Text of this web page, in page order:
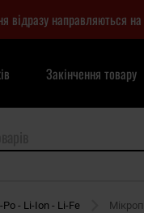
відразу направляються
Закінчення товару
- Li-Ion - Li-Fe